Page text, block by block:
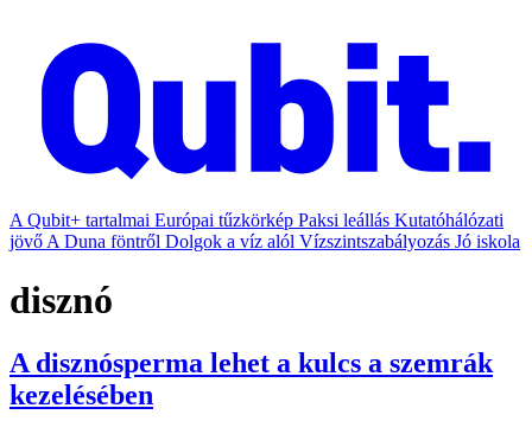
A Qubit+ tartalmai Európai tűzkörkép Paksi leállás Kutatóhálózati
jövő A Duna föntről Dolgok a víz alól Vízszintszabályozás Jó iskola
disznó
A disznósperma lehet a kulcs a szemrák
kezelésében